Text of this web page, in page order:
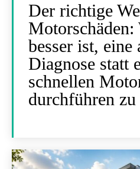
Der richtige
Motorschäden:
besser ist, eine
Diagnose statt
schnellen
durchführen zu